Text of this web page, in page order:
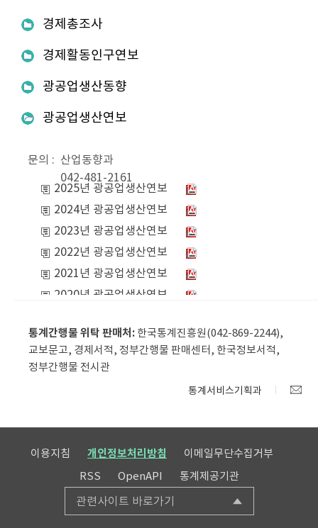
통계간행물 위탁 판매처: 한국통계진흥원(042-869-2244),
교보문고, 경제서적, 정부간행물 판매센터, 한국정보서적,
정부간행물 전시관
통계서비스기획과
이용지침 개인정보처리방침
이메일무단수집거부
RSS
OpenAPI 통계제공기관
관련사이트 바로가기